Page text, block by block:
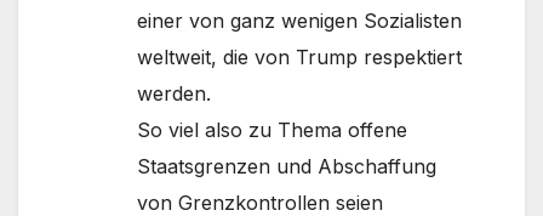
einer von ganz wenigen Sozialisten
weltweit, die von Trump respektiert
werden.
So viel also zu Thema offene
Staatsgrenzen und Abschaffung
von Grenzkontrollen seien